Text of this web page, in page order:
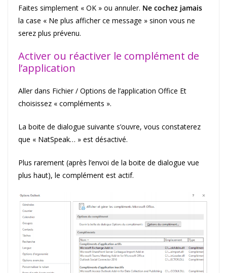
Faites simplement « OK » ou annuler. Ne cochez jamais
la case « Ne plus afficher ce message » sinon vous ne
serez plus prévenu.
Activer ou réactiver le complément de
l’application
Aller dans Fichier / Options de l’application Office Et
choisissez « compléments ».
La boite de dialogue suivante s’ouvre, vous constaterez
que « NatSpeak… » est désactivé.
Plus rarement (après l’envoi de la boite de dialogue vue
plus haut), le complément est actif.